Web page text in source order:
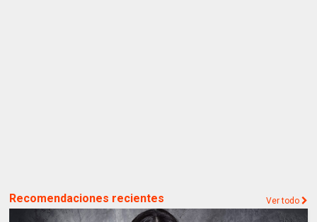
Recomendaciones recientes Ver todo